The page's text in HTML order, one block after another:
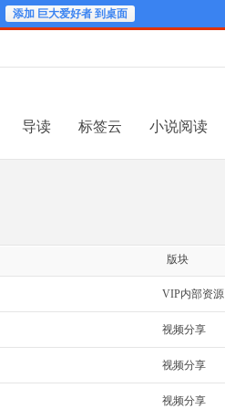
添加 巨大爱好者 到桌面
导读 标签云 小说阅读
版块
VIP内部资源
视频分享
视频分享
视频分享